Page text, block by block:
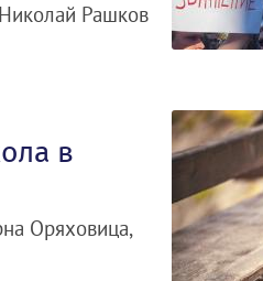
Рашков
в
Оряховица,